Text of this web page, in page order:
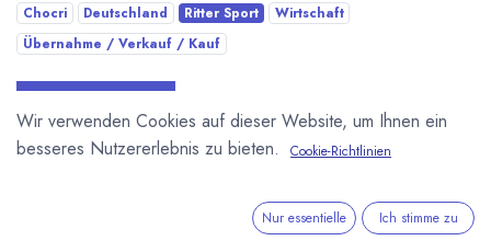
Chocri Deutschland Ritter Sport
Wirtschaft
Übernahme / Verkauf / Kauf
Wir verwenden Cookies auf dieser Website, um Ihnen ein
besseres Nutzererlebnis zu bieten.
Cookie-Richtlinien
Nur essentielle Ich stimme zu